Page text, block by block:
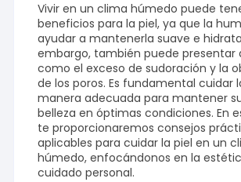
Vivir en un clima húmedo puede
beneficios para la piel, ya que la
ayudar a mantenerla suave e
embargo, también puede presentar
como el exceso de sudoración y la
de los poros. Es fundamental cuidar
manera adecuada para mantener
belleza en óptimas condiciones. En
te proporcionaremos consejos
aplicables para cuidar la piel en un
húmedo, enfocándonos en la
cuidado personal.